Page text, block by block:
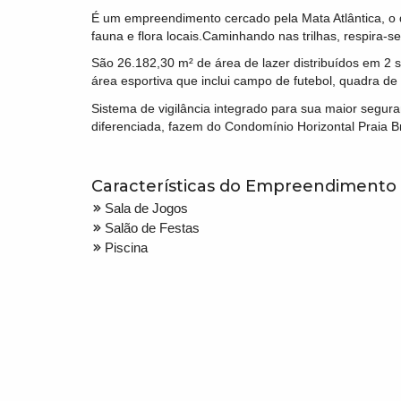
É um empreendimento cercado pela Mata Atlântica,
fauna e flora locais.Caminhando nas trilhas, respira-
São 26.182,30 m² de área de lazer distribuídos em
área esportiva que inclui campo de futebol, quadra
Sistema de vigilância integrado para sua maior
diferenciada, fazem do Condomínio Horizontal Praia
Características do Empreendimento
Sala de Jogos
Salão de Festas
Piscina